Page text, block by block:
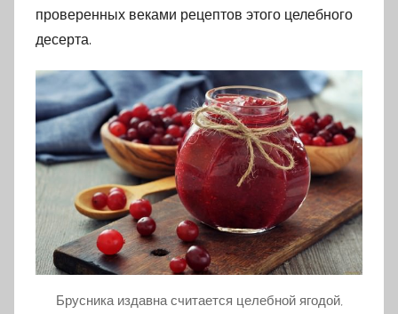
проверенных веками рецептов этого целебного
десерта.
Брусника издавна считается целебной ягодой,